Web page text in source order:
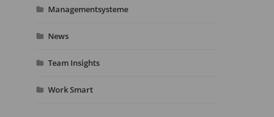
Managementsysteme
News
Team Insights
Work Smart